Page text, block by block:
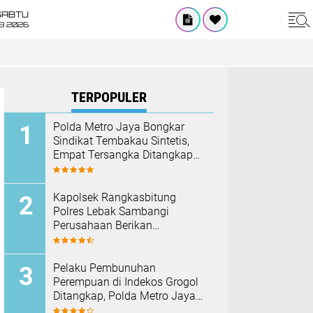
2026
TERPOPULER
‎Polda Metro Jaya Bongkar
Sindikat Tembakau Sintetis,
Empat Tersangka Ditangkap
dan Hampir Satu Kilogram
Kapolsek Rangkasbitung
Polres Lebak Sambangi
Perusahaan Berikan
Himbauan Cegah Kebakaran
Pelaku Pembunuhan
Perempuan di Indekos Grogol
Ditangkap, Polda Metro Jaya
Sita Palu dan Sejumlah